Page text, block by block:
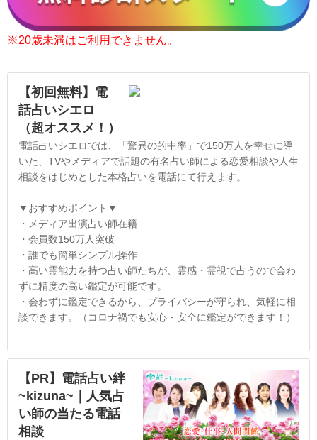
※20歳未満はご利用できません。
【初回無料】電
話占いシエロ
（超オススメ！）
電話占いシエロでは、「驚異の的中率」で150万人を幸せに導
いた、TVやメディアで話題の有名占い師による恋愛相談や人生
相談をはじめとした本格占いを電話にて行えます。
▼おすすめポイント▼
・メディア出演占い師在籍
・会員数150万人突破
・誰でも簡単シンプル操作
・高い霊能力を持つ占い師たちが、霊感・霊視で占うので会わ
ずに精度の高い鑑定が可能です。
・会わずに鑑定できるから、プライバシーが守られ、気軽に相
談できます。（コロナ禍でも安心・安全に鑑定ができます！）
【PR】電話占い絆
~kizuna~｜人気占
い師の当たる電話
相談